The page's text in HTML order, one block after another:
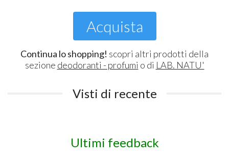
Acquista
Continua lo shopping! scopri altri prodotti della
sezione deodoranti - profumi o di LAB. NATU'
Visti di recente
Ultimi feedback